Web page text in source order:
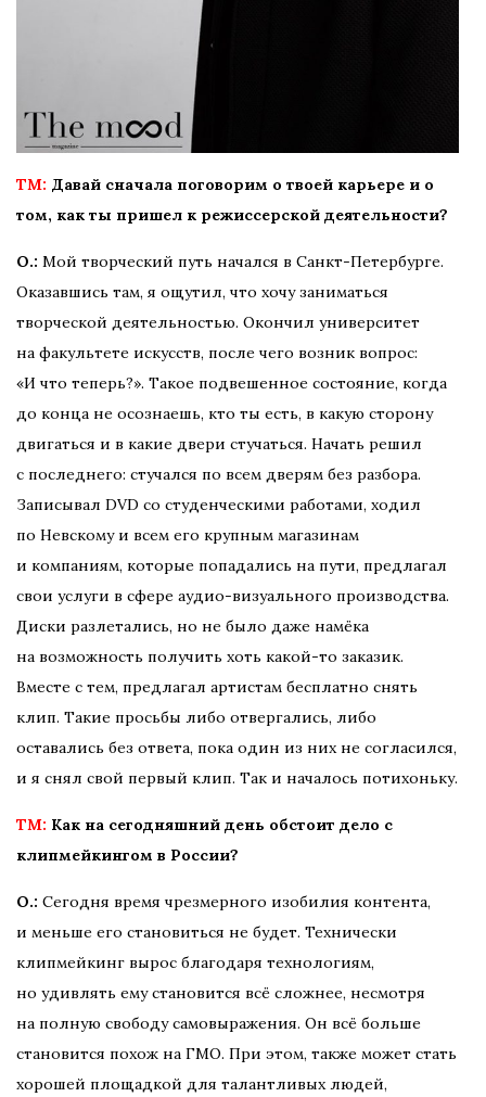
TM: Давай сначала поговорим о твоей карьере и о
том, как ты пришел к режиссерской деятельности?
О.: Мой творческий путь начался в Санкт-Петербурге.
Оказавшись там, я ощутил, что хочу заниматься
творческой деятельностью. Окончил университет
на факультете искусств, после чего возник вопрос:
«И что теперь?». Такое подвешенное состояние, когда
до конца не осознаешь, кто ты есть, в какую сторону
двигаться и в какие двери стучаться. Начать решил
с последнего: стучался по всем дверям без разбора.
Записывал DVD со студенческими работами, ходил
по Невскому и всем его крупным магазинам
и компаниям, которые попадались на пути, предлагал
свои услуги в сфере аудио-визуального производства.
Диски разлетались, но не было даже намёка
на возможность получить хоть какой-то заказик.
Вместе с тем, предлагал артистам бесплатно снять
клип. Такие просьбы либо отвергались, либо
оставались без ответа, пока один из них не согласился,
и я снял свой первый клип. Так и началось потихоньку.
TM: Как на сегодняшний день обстоит дело с
клипмейкингом в России?
О.: Сегодня время чрезмерного изобилия контента,
и меньше его становиться не будет. Технически
клипмейкинг вырос благодаря технологиям,
но удивлять ему становится всё сложнее, несмотря
на полную свободу самовыражения. Он всё больше
становится похож на ГМО. При этом, также может стать
хорошей площадкой для талантливых людей,